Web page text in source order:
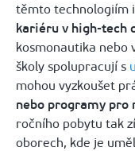
těmto technologiím i
kariéru v high-tech
kosmonautika nebo
školy spolupracují s
mohou vyzkoušet
nebo programy pro
ročního pobytu tak
oborech, kde je